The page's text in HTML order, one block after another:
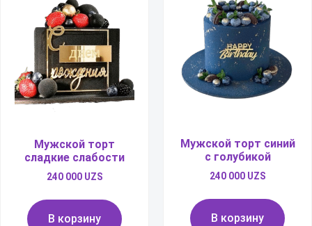
Мужской торт
сладкие слабости
240 000 UZS
В корзину
Мужской торт синий
с голубикой
240 000 UZS
В корзину